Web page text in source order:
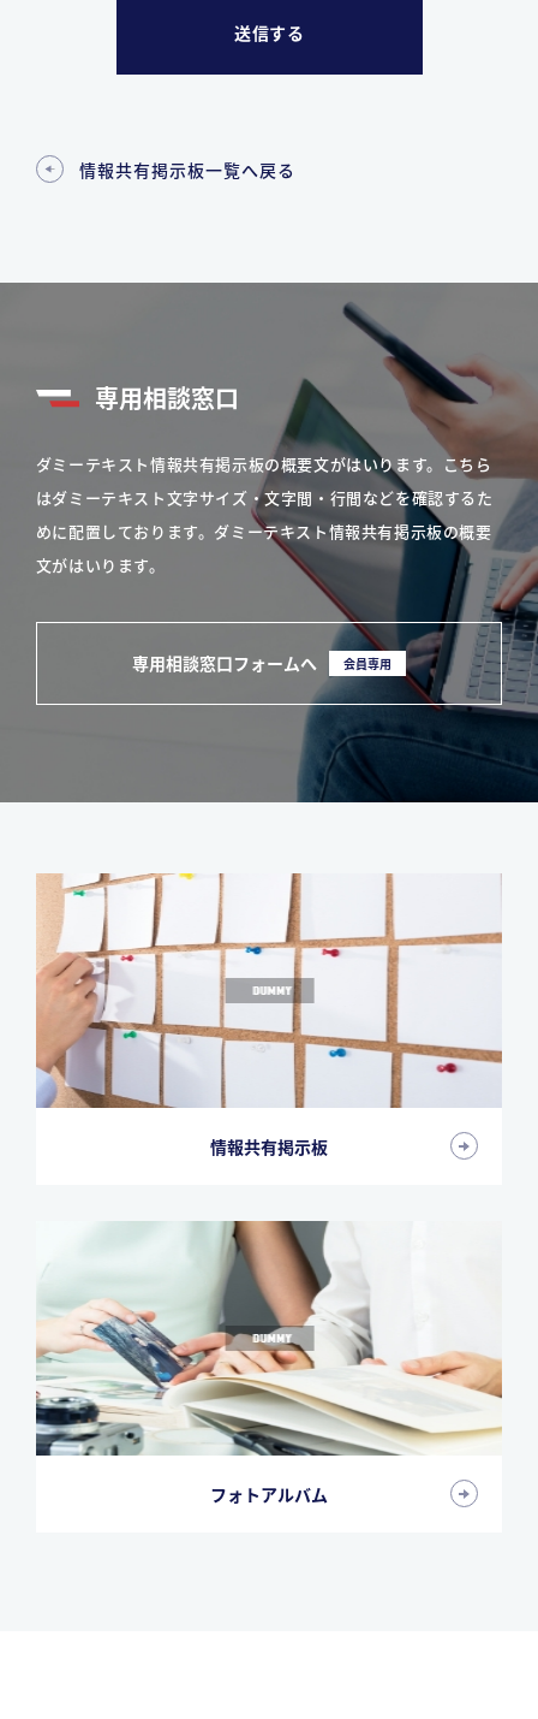
情報共有掲示板一覧へ戻る
専用相談窓口
ダミーテキスト情報共有掲示板の概要文がはいります。こちら
はダミーテキスト文字サイズ・文字間・行間などを確認するた
めに配置しております。ダミーテキスト情報共有掲示板の概要
文がはいります。
専用相談窓口フォームへ 会員専用
情報共有掲示板
フォトアルバム